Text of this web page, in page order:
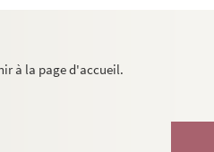
à la page d'accueil.